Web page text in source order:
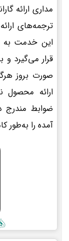
مداری ارائه
ترجمه‌های
این خدمت به
قرار می‌گیرد
صورت بروز
ارائه محصول
ضوابط
آمده را به‌طور